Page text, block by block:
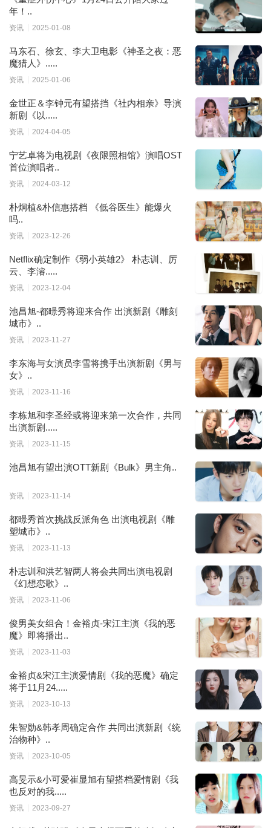
年！..
资讯 2025-01-08
马东石、徐玄、李大卫电影《神圣之夜：恶
魔猎人》.....
资讯 2025-01-06
金世正＆李钟元有望搭挡《社内相亲》导演
新剧《以.....
资讯 2024-04-05
宁艺卓将为电视剧《夜限照相馆》演唱OST
首位演唱者..
资讯 2024-03-12
朴炯植&朴信惠搭档 《低谷医生》能爆火
吗..
资讯 2023-12-26
Netflix确定制作《弱小英雄2》 朴志训、厉
云、李濬.....
资讯 2023-12-04
池昌旭-都暻秀将迎来合作 出演新剧《雕刻
城市》..
资讯 2023-11-27
李东海与女演员李雪将携手出演新剧《男与
女》..
资讯 2023-11-16
李栋旭和李圣经或将迎来第一次合作，共同
出演新剧.....
资讯 2023-11-15
池昌旭有望出演OTT新剧《Bulk》男主角..
资讯 2023-11-14
都暻秀首次挑战反派角色 出演电视剧《雕
塑城市》..
资讯 2023-11-13
朴志训和洪艺智两人将会共同出演电视剧
《幻想恋歌》..
资讯 2023-11-06
俊男美女组合！金裕贞-宋江主演《我的恶
魔》即将播出..
资讯 2023-11-03
金裕贞&宋江主演爱情剧《我的恶魔》确定
将于11月24.....
资讯 2023-10-13
朱智勋&韩孝周确定合作 共同出演新剧《统
治物种》..
资讯 2023-10-05
高旻示&小可爱崔显旭有望搭档爱情剧《我
也反对的我.....
资讯 2023-09-27